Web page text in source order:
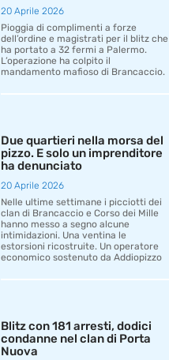
20 Aprile 2026
Pioggia di complimenti a forze
dell’ordine e magistrati per il blitz che
ha portato a 32 fermi a Palermo.
L’operazione ha colpito il
mandamento mafioso di Brancaccio.
Due quartieri nella morsa del
pizzo. E solo un imprenditore
ha denunciato
20 Aprile 2026
Nelle ultime settimane i picciotti dei
clan di Brancaccio e Corso dei Mille
hanno messo a segno alcune
intimidazioni. Una ventina le
estorsioni ricostruite. Un operatore
economico sostenuto da Addiopizzo
Blitz con 181 arresti, dodici
condanne nel clan di Porta
Nuova